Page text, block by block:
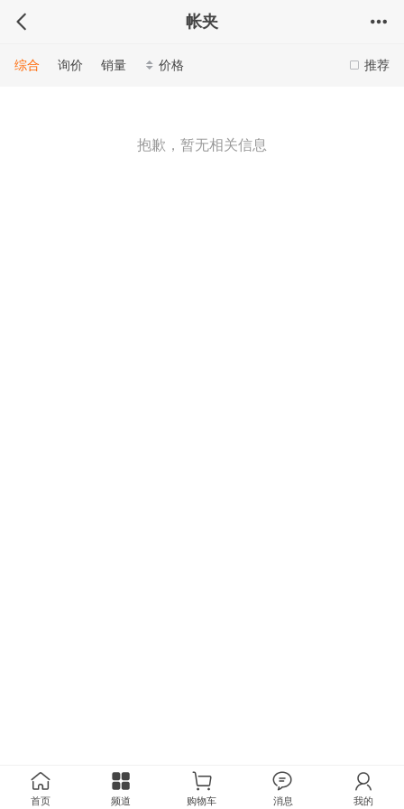
帐夹
推荐
综合 询价 销量 价格
抱歉，暂无相关信息
首页 频道 购物车 消息 我的